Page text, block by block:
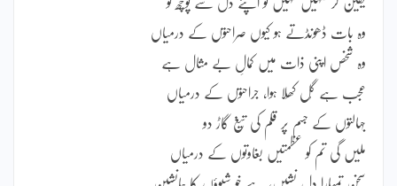
وہ بات ڈھونڈتے ہو کیوں صراحتوں کے درمیاں
وہ شخص اپنی ذات میں کمالِ بے مثال ہے
عجب ہے گُل کھِلا ہوا، جراحتوں کے درمیاں
جہالتوں کے جسم پر قلم کی تیغ گاڑ دو
ملیں گی تم کو عظمتیں بغاوتوں کے درمیاں
سخن تمہارا دِل نشیں، ہے خو شبوؤں کا جانشین